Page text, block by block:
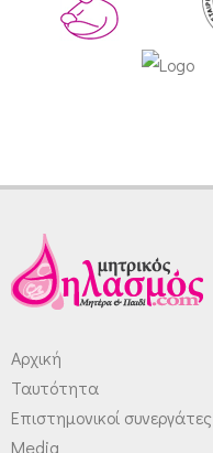
Αρχική
Ταυτότητα
Επιστημονικοί συνεργάτες
Media